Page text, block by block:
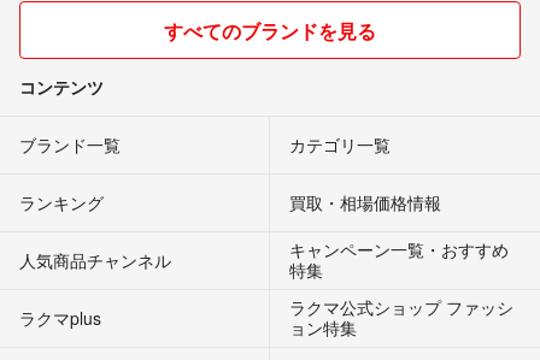
すべてのブランドを見る
コンテンツ
ブランド一覧 カテゴリ一覧
ランキング 買取・相場価格情報
人気商品チャンネル
キャンペーン一覧・おすすめ
特集
ラクマplus
ラクマ公式ショップ ファッシ
ョン特集